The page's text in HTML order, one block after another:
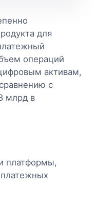
для
операций
активам,
с
млрд в
платформы,